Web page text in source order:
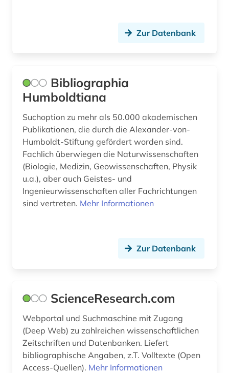
hüttenindustrie (1)
impact faktoren (1)
industrie (2)
informatik (16)
informationstechnik (2)
informationswissenschaften (1)
ingenieurswissenschaft (1)
(1)
internet (1)
internetportal (1)
Zur Datenbank
Bibliographia
Humboldtiana
Suchoption zu mehr als 50.000 akademischen
Publikationen, die durch die Alexander-von-
Humboldt-Stiftung gefördert worden sind.
Fachlich überwiegen die Naturwissenschaften
(Biologie, Medizin, Geowissenschaften, Physik
u.a.), aber auch Geistes- und
Ingenieurwissenschaften aller Fachrichtungen
sind vertreten. Mehr Informationen
Zur Datenbank
ScienceResearch.com
Webportal und Suchmaschine mit Zugang
(Deep Web) zu zahlreichen wissenschaftlichen
Zeitschriften und Datenbanken. Liefert
bibliographische Angaben, z.T. Volltexte (Open
Access-Quellen). Mehr Informationen